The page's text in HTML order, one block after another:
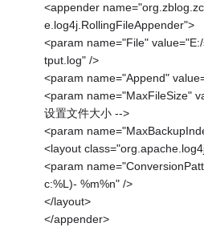
<appender
e.log4j.RollingFileAppender">
<param name="File"
tput.log" />
<param name="Append"
<param name="MaxFileSize"
设置文件大小 -->
<param
<layout
<param
c:%L)- %m%n" />
</layout>
</appender>